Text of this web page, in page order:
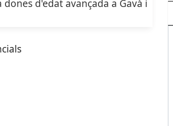
d'edat avançada a Gavà i